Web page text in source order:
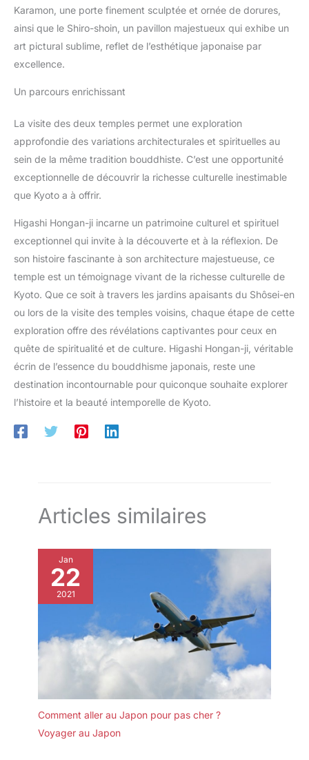
Karamon, une porte finement sculptée et ornée de dorures,
ainsi que le Shiro-shoin, un pavillon majestueux qui exhibe un
art pictural sublime, reflet de l’esthétique japonaise par
excellence.
Un parcours enrichissant
La visite des deux temples permet une exploration
approfondie des variations architecturales et spirituelles au
sein de la même tradition bouddhiste. C’est une opportunité
exceptionnelle de découvrir la richesse culturelle inestimable
que Kyoto a à offrir.
Higashi Hongan-ji incarne un patrimoine culturel et spirituel
exceptionnel qui invite à la découverte et à la réflexion. De
son histoire fascinante à son architecture majestueuse, ce
temple est un témoignage vivant de la richesse culturelle de
Kyoto. Que ce soit à travers les jardins apaisants du Shôsei-en
ou lors de la visite des temples voisins, chaque étape de cette
exploration offre des révélations captivantes pour ceux en
quête de spiritualité et de culture. Higashi Hongan-ji, véritable
écrin de l’essence du bouddhisme japonais, reste une
destination incontournable pour quiconque souhaite explorer
l’histoire et la beauté intemporelle de Kyoto.
Articles similaires
Jan
22
2021
Comment aller au Japon pour pas cher ?
Voyager au Japon